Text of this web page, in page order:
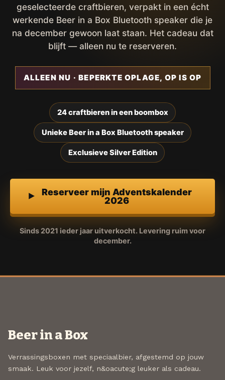
geselecteerde craftbieren, verpakt in een écht
werkende Beer in a Box Bluetooth speaker die je
na december gewoon laat staan. Het cadeau dat
blijft — alleen nu te reserveren.
ALLEEN NU · BEPERKTE OPLAGE, OP IS OP
24 craftbieren in een boombox
Unieke Beer in a Box Bluetooth speaker
Exclusieve Silver Edition
Reserveer mijn Adventskalender
2026
Sinds 2021 ieder jaar uitverkocht. Levering ruim voor
december.
Beer in a Box
Verrassingsboxen met speciaalbier, afgestemd op jouw
smaak. Leuk voor jezelf, n&oacute;g leuker als cadeau.